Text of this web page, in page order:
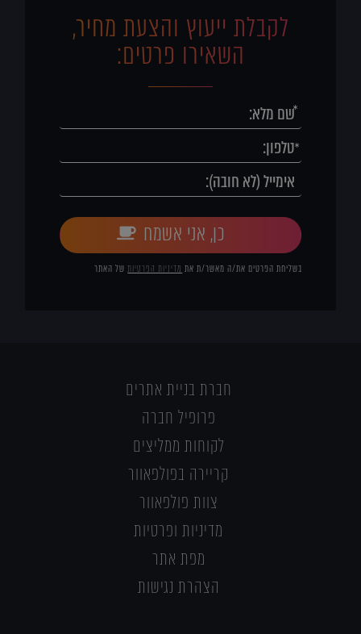
לקבלת ייעוץ והצעת מחיר,
השאירו פרטים:
כן, אני אשמח
בשליחת הפרטים את/ה מאשר/ת את מדיניות הפרטיותשל האתר
חברת בניית אתרים
פרופיל חברה
לקוחות ממליצים
קריירה בפולפאוור
צוות פולפאוור
מדיניות ופרטיות
מפת אתר
הצהרת נגישות